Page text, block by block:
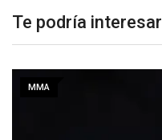
Te podría interesar
MMA